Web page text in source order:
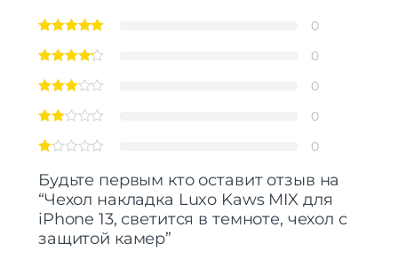
0
0
0
0
0
Будьте первым кто оставит отзыв на
“Чехол накладка Luxo Kaws MIX для
iPhone 13, светится в темноте, чехол с
защитой камер”